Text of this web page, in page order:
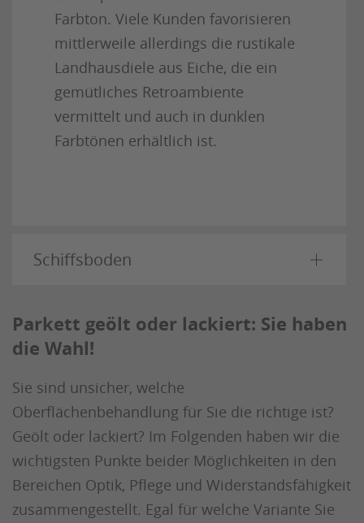
Farbton. Viele Kunden favorisieren
mittlerweile allerdings die rustikale
Landhausdiele aus Eiche, die ein
gemütliches Retroambiente
vermittelt und auch in dunklen
Farbtönen erhältlich ist.
Schiffsboden
Parkett geölt oder lackiert: Sie haben
die Wahl!
Sie sind unsicher, welche
Oberflächenbehandlung für Sie die richtige ist?
Geölt oder lackiert? Im Folgenden haben wir die
wichtigsten Punkte beider Möglichkeiten in den
Bereichen Optik, Pflege und Widerstandsfähigkeit
zusammengestellt. Egal für welche Variante Sie